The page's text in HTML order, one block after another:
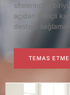
sitelerinden
açıdan bilinçli
desteği
TEMAS